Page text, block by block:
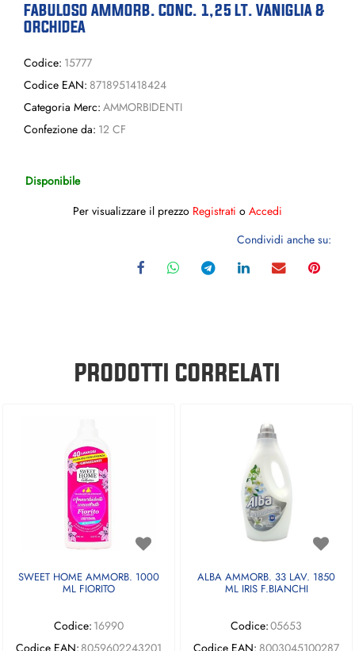
FABULOSO AMMORB. CONC. 1,25 LT. VANIGLIA &
ORCHIDEA
Codice: 15777
Codice EAN: 8718951418424
Categoria Merc: AMMORBIDENTI
Confezione da: 12 CF
Disponibile
Per visualizzare il prezzo Registrati o Accedi
Condividi anche su:
PRODOTTI CORRELATI
SWEET HOME AMMORB. 1000
ML FIORITO
Codice: 16990
Codice EAN: 8059602243201
ALBA AMMORB. 33 LAV. 1850
ML IRIS F.BIANCHI
Codice:05653
Codice EAN: 8003045100287